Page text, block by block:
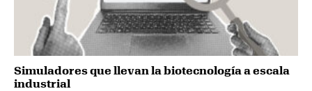
Simuladores que llevan la biotecnología a escala
industrial